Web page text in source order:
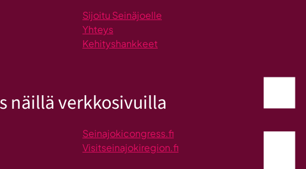
Sijoitu Seinäjoelle
Yhteys
Kehityshankkeet
näillä verkkosivuilla
Seinajokicongress.fi
Visitseinajokiregion.fi